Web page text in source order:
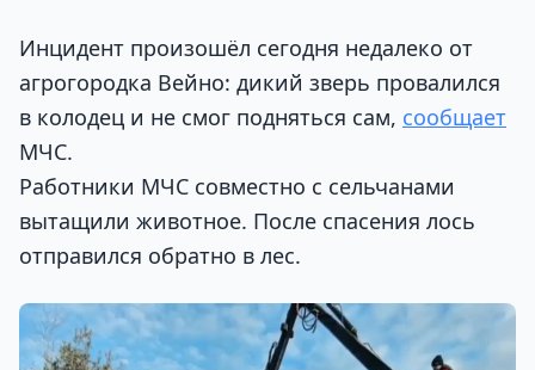
Инцидент произошёл сегодня недалеко от
агрогородка Вейно: дикий зверь провалился
в колодец и не смог подняться сам, сообщает
МЧС.
Работники МЧС совместно с сельчанами
вытащили животное. После спасения лось
отправился обратно в лес.